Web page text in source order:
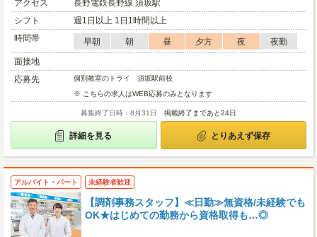
アクセス
長野電鉄長野線 須坂駅
シフト
週1日以上 1日1時間以上
時間帯
早朝 朝 昼 夕方 夜
夜勤
面接地
応募先
個別教室のトライ 須坂駅前校
※ こちらの求人はWEB応募のみとなります
募集終了日時：8月31日 掲載終了まであと24日
詳細を見る とりあえず保存
アルバイト・パート 未経験者歓迎
【調剤事務スタッフ】≪日勤≫無資格/未経験でも
OK★はじめての勤務から資格取得も…◎